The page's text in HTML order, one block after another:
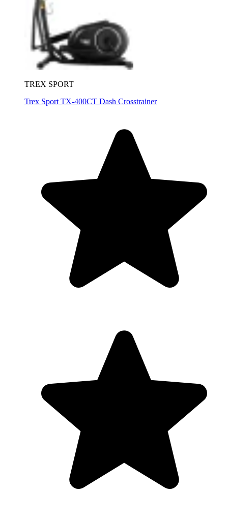
TREX SPORT
Trex Sport TX-400CT Dash Crosstrainer